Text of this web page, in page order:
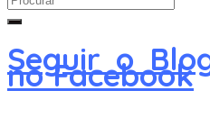
for:
Seguir o
no Facebook